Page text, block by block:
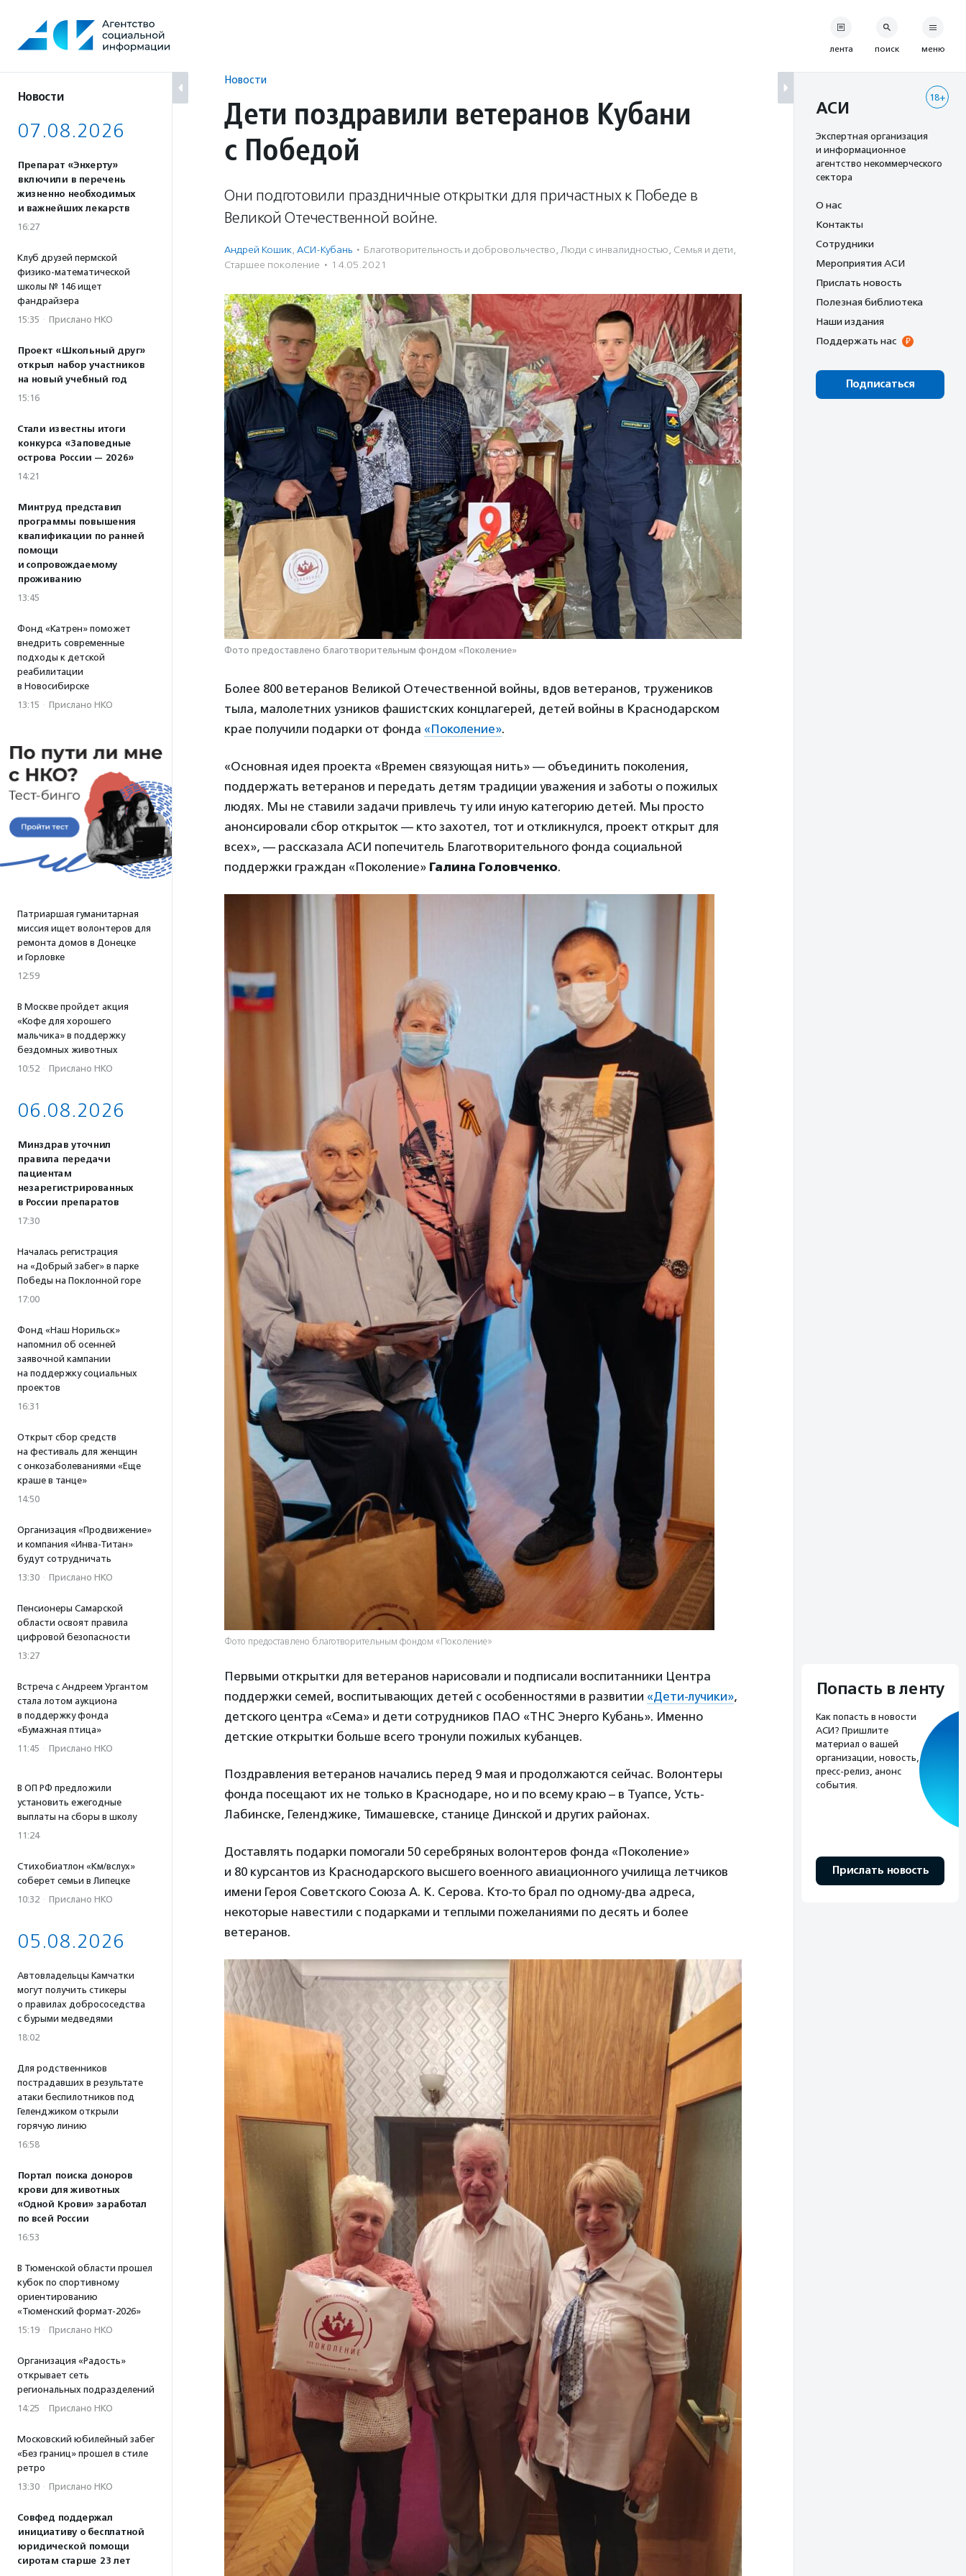
содержанию
Новости
07.08.2026
Препарат «Энхерту»
включили в перечень
жизненно необходимых
и важнейших лекарств
16:27
Клуб друзей пермской
физико-математической
школы № 146 ищет
фандрайзера
15:35 · Прислано НКО
Проект «Школьный друг»
открыл набор участников
на новый учебный год
15:16
Стали известны итоги
конкурса «Заповедные
острова России — 2026»
14:21
Минтруд представил
программы повышения
квалификации по ранней
помощи
и сопровождаемому
проживанию
13:45
Фонд «Катрен» поможет
внедрить современные
подходы к детской
реабилитации
в Новосибирске
13:15 · Прислано НКО
Патриаршая гуманитарная
миссия ищет волонтеров для
ремонта домов в Донецке
и Горловке
12:59
В Москве пройдет акция
«Кофе для хорошего
мальчика» в поддержку
бездомных животных
10:52 · Прислано НКО
06.08.2026
Минздрав уточнил
правила передачи
пациентам
незарегистрированных
в России препаратов
17:30
Началась регистрация
на «Добрый забег» в парке
Победы на Поклонной горе
17:00
Фонд «Наш Норильск»
напомнил об осенней
заявочной кампании
на поддержку социальных
проектов
16:31
Открыт сбор средств
на фестиваль для женщин
с онкозаболеваниями «Еще
краше в танце»
14:50
Организация «Продвижение»
и компания «Инва-Титан»
будут сотрудничать
13:30 · Прислано НКО
Пенсионеры Самарской
области освоят правила
цифровой безопасности
13:27
Встреча с Андреем Ургантом
стала лотом аукциона
в поддержку фонда
«Бумажная птица»
11:45 · Прислано НКО
В ОП РФ предложили
установить ежегодные
выплаты на сборы в школу
11:24
Стихобиатлон «Км/вслух»
соберет семьи в Липецке
10:32 · Прислано НКО
05.08.2026
Автовладельцы Камчатки
могут получить стикеры
о правилах добрососедства
с бурыми медведями
18:02
Для родственников
пострадавших в результате
атаки беспилотников под
Геленджиком открыли
горячую линию
16:58
Портал поиска доноров
крови для животных
«Одной Крови» заработал
по всей России
16:53
В Тюменской области прошел
кубок по спортивному
ориентированию
«Тюменский формат-2026»
15:19 · Прислано НКО
Организация «Радость»
открывает сеть
региональных подразделений
14:25 · Прислано НКО
Московский юбилейный забег
«Без границ» прошел в стиле
ретро
13:30 · Прислано НКО
Совфед поддержал
инициативу о бесплатной
юридической помощи
сиротам старше 23 лет
Новости
Дети поздравили ветеранов Кубани
с Победой
Они подготовили праздничные открытки для причастных к Победе в
Великой Отечественной войне.
Андрей Кошик, АСИ-Кубань · Благотвори­тель­ность и доброволь­чест­во, Люди с инвалидностью, Семья и дети,
Старшее поколение · 14.05.2021
Фото предоставлено благотворительным фондом «Поколение»
Более 800 ветеранов Великой Отечественной войны, вдов ветеранов, тружеников
тыла, малолетних узников фашистских концлагерей, детей войны в Краснодарском
крае получили подарки от фонда «Поколение».
«Основная идея проекта «Времен связующая нить» — объединить поколения,
поддержать ветеранов и передать детям традиции уважения и заботы о пожилых
людях. Мы не ставили задачи привлечь ту или иную категорию детей. Мы просто
анонсировали сбор открыток — кто захотел, тот и откликнулся, проект открыт для
всех», — рассказала АСИ попечитель Благотворительного фонда социальной
поддержки граждан «Поколение» Галина Головченко.
Фото предоставлено благотворительным фондом «Поколение»
Первыми открытки для ветеранов нарисовали и подписали воспитанники Центра
поддержки семей, воспитывающих детей с особенностями в развитии «Дети-лучики»,
детского центра «Сема» и дети сотрудников ПАО «ТНС Энерго Кубань». Именно
детские открытки больше всего тронули пожилых кубанцев.
Поздравления ветеранов начались перед 9 мая и продолжаются сейчас. Волонтеры
фонда посещают их не только в Краснодаре, но и по всему краю – в Туапсе, Усть-
Лабинске, Геленджике, Тимашевске, станице Динской и других районах.
Доставлять подарки помогали 50 серебряных волонтеров фонда «Поколение»
и 80 курсантов из Краснодарского высшего военного авиационного училища летчиков
имени Героя Советского Союза А. К. Серова. Кто-то брал по одному-два адреса,
некоторые навестили с подарками и теплыми пожеланиями по десять и более
ветеранов.
лента поиск меню
18+
АСИ
Экспертная организация
и информационное
агентство некоммерческого
сектора
О нас
Контакты
Сотрудники
Мероприятия АСИ
Прислать новость
Полезная библиотека
Наши издания
Поддержать нас
Подписаться
Попасть в ленту
Как попасть в новости
АСИ? Пришлите
материал о вашей
организации, новость,
пресс-релиз, анонс
события.
Прислать новость